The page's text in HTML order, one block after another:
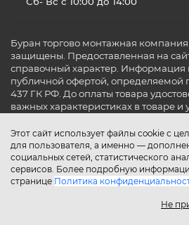
Этот сайт использует файлы cookie с
для пользователя, а именно —
социальных сетей, статистического
сервисов. Более подробную
странице Политика
Не
Буран торгово монтажная
защищены. Предоставленная на
справочный характер. Информация
публичной офертой, определяемой
437 ГК РФ. До оплаты товара
важных характеристиках в товаре и